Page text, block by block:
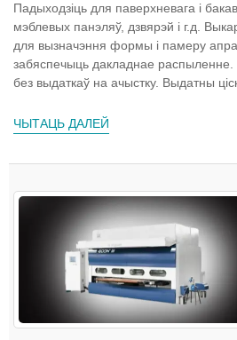
Падыходзіць для паверхневага і
мэблевых панэляў, дзвярэй і г.д.
для вызначэння формы і памеру
забяспечыць дакладнае
без выдаткаў на ачыстку. Выдатны
ЧЫТАЦЬ ДАЛЕЙ